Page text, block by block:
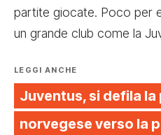
partite giocate. Poco per
un grande club come la
LEGGI ANCHE
Juventus, si defila
norvegese verso la